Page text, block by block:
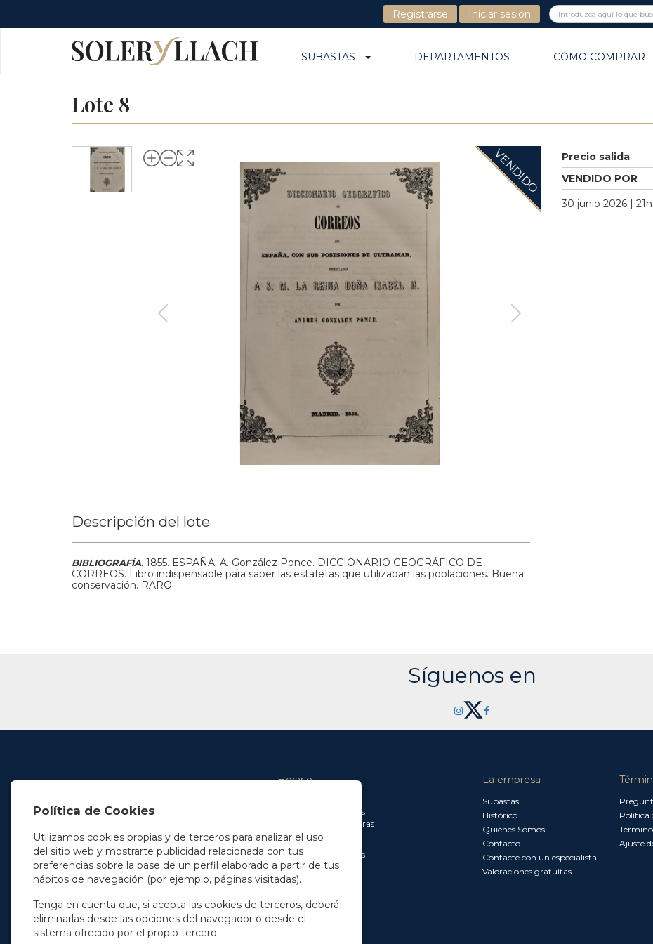
Registrarse Iniciar sesión
SUBASTAS DEPARTAMENTOS CÓMO COMPRAR
Lote 8
VENDIDO Precio salida
VENDIDO POR
30 junio 2026 |
Descripción del lote
BIBLIOGRAFÍA.1855. ESPAÑA. A. González Ponce. DICCIONARIO GEOGRÁFICO DE
CORREOS. Libro indispensable para saber las estafetas que utilizaban las poblaciones. Buena
conservación. RARO.
Síguenos en
En Madrid
info@soleryllach.com
En Barcelona
Beethoven 13
+34 93 201 87 33
info@soleryllach.com
Horario
De 9.00 a 13.30 horas
y de 14.30 a 18.00 horas
Viernes:
De 8.30 a 15.00 horas
La empresa
Subastas
Histórico
Quiénes Somos
Contacto
Contacte con un especialista
Valoraciones gratuitas
Política
Ajuste
Política de Cookies
Utilizamos cookies propias y de terceros para analizar el uso
del sitio web y mostrarte publicidad relacionada con tus
preferencias sobre la base de un perfil elaborado a partir de tus
hábitos de navegación (por ejemplo, páginas visitadas).
Tenga en cuenta que, si acepta las cookies de terceros, deberá
eliminarlas desde las opciones del navegador o desde el
sistema ofrecido por el propio tercero.